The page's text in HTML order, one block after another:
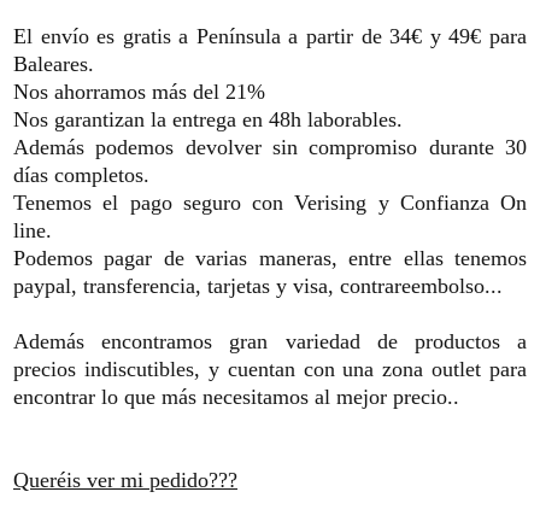
El envío es gratis a Península a partir de 34€ y 49€ para
Baleares.
Nos ahorramos más del 21%
Nos garantizan la entrega en 48h laborables.
Además podemos devolver sin compromiso durante 30
días completos.
Tenemos el pago seguro con Verising y Confianza On
line.
Podemos pagar de varias maneras, entre ellas tenemos
paypal, transferencia, tarjetas y visa, contrareembolso...
Además encontramos gran variedad de productos a
precios indiscutibles, y cuentan con una zona outlet para
encontrar lo que más necesitamos al mejor precio..
Queréis ver mi pedido???